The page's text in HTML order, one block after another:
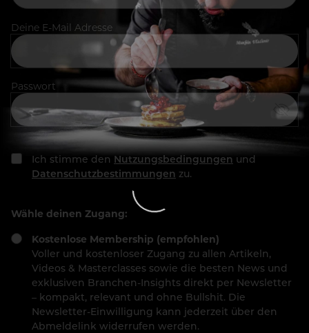
Deine E-Mail Adresse
Passwort
Ich stimme den Nutzungsbedingungen und
Datenschutzbestimmungen zu.
Wähle deinen Zugang:
Kostenlose Membership (empfohlen)
Voller und kostenloser Zugang zu allen Artikeln,
Videos & Masterclasses sowie die besten News und
exklusiven Branchen-Insights direkt per Newsletter
– kompakt, relevant und ohne Bullshit. Die
Newsletter-Einwilligung kann jederzeit über den
Abmeldelink widerrufen werden.